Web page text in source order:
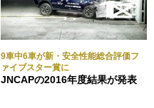
9車中6車が新・安全性能総合評価フ
ァイブスター賞に
JNCAPの2016年度結果が発表